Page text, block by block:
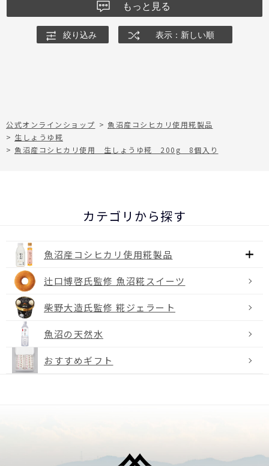
もっと見る
絞り込み 表示：新しい順
公式オンラインショップ > 魚沼産コシヒカリ使用糀製品
> 生しょうゆ糀
> 魚沼産コシヒカリ使用 生しょうゆ糀 200g 8個入り
カテゴリから探す
魚沼産コシヒカリ使用糀製品
辻口博啓氏監修 魚沼糀スイーツ
柴野大造氏監修 糀ジェラート
魚沼の天然水
おすすめギフト